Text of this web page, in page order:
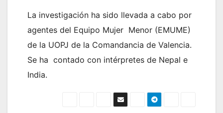
La investigación ha sido llevada a cabo por
agentes del Equipo Mujer Menor (EMUME)
de la UOPJ de la Comandancia de Valencia.
Se ha contado con intérpretes de Nepal e
India.